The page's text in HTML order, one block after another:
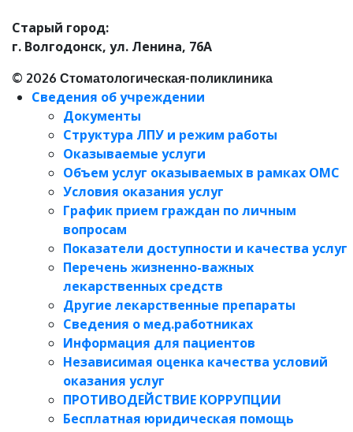
Старый город:
г. Волгодонск, ул. Ленина, 76А
© 2026 Стоматологическая-поликлиника
Сведения об учреждении
Документы
Структура ЛПУ и режим работы
Оказываемые услуги
Объем услуг оказываемых в рамках ОМС
Условия оказания услуг
График прием граждан по личным
вопросам
Показатели доступности и качества услуг
Перечень жизненно-важных
лекарственных средств
Другие лекарственные препараты
Сведения о мед.работниках
Информация для пациентов
Независимая оценка качества условий
оказания услуг
ПРОТИВОДЕЙСТВИЕ КОРРУПЦИИ
Бесплатная юридическая помощь